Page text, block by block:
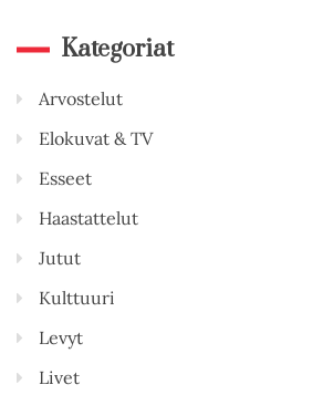
Kategoriat
Arvostelut
Elokuvat & TV
Esseet
Haastattelut
Jutut
Kulttuuri
Levyt
Livet